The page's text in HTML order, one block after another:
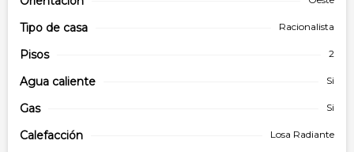
Tipo de casa Racionalista
Pisos 2
Agua caliente Si
Gas Si
Calefacción Losa Radiante